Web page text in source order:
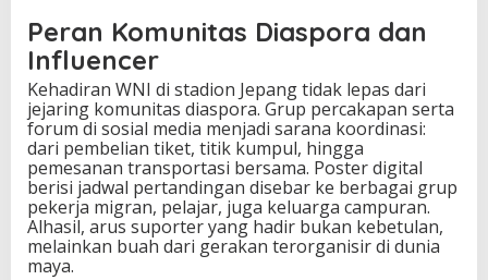
Peran Komunitas Diaspora dan
Influencer
Kehadiran WNI di stadion Jepang tidak lepas dari
jejaring komunitas diaspora. Grup percakapan serta
forum di sosial media menjadi sarana koordinasi:
dari pembelian tiket, titik kumpul, hingga
pemesanan transportasi bersama. Poster digital
berisi jadwal pertandingan disebar ke berbagai grup
pekerja migran, pelajar, juga keluarga campuran.
Alhasil, arus suporter yang hadir bukan kebetulan,
melainkan buah dari gerakan terorganisir di dunia
maya.